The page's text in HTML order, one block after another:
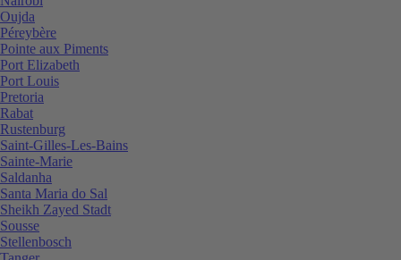
Oujda
Péreybère
Pointe aux Piments
Port Elizabeth
Port Louis
Pretoria
Rabat
Rustenburg
Saint-Gilles-Les-Bains
Sainte-Marie
Saldanha
Santa Maria do Sal
Sheikh Zayed Stadt
Sousse
Stellenbosch